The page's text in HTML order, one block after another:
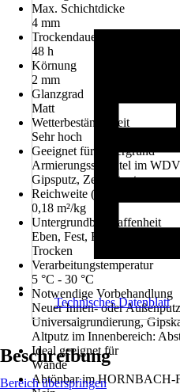
Max. Schichtdicke
4 mm
Trockendauer ca.
48 h
Körnung
2 mm
Glanzgrad
Matt
Wetterbeständigkeit
Sehr hoch
Geeignet für Untergrund
Armierungsspachtel im
Gipsputz, Zementputze
Reichweite (ca.)
0,18 m²/kg
Untergrundbeschaffenheit
Eben, Fest, Frei von
Trocken
Verarbeitungstemperatur
5 °C - 30 °C
Notwendige Vorbehandlung
Neuer Innen- oder
Universalgrundierung,
Altputz im Innenbereich:
Ideal geeignet für
Wände
Abtönbar im HORNBACH-
Technisches Datenblatt
Beschreibung
Bereich überspringen